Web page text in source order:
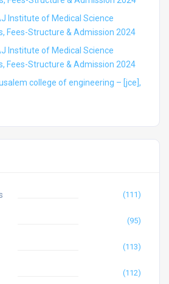
Institute of Medical Science
Fees-Structure & Admission 2024
Institute of Medical Science
Fees-Structure & Admission 2024
college of engineering – [jce],
(111)
(95)
(113)
(112)